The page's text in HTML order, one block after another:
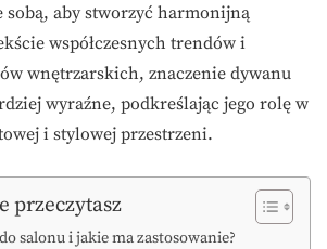
sobą, aby stworzyć harmonijną
współczesnych trendów i
wnętrzarskich, znaczenie dywanu
wyraźne, podkreślając jego rolę w
i stylowej przestrzeni.
przeczytasz
salonu i jakie ma zastosowanie?